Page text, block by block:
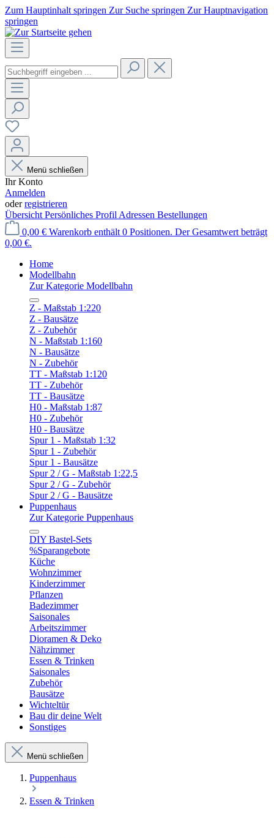
Zum Hauptinhalt springen Zur Suche springen Zur Hauptnavigation
springen
Menü schließen
Ihr Konto
Anmelden
oderregistrieren
Übersicht Persönliches Profil Adressen Bestellungen
0,00 € Warenkorb enthält 0 Positionen. Der Gesamtwert beträgt
0,00 €.
Home
Modellbahn
Zur Kategorie Modellbahn
Z - Maßstab 1:220
Z - Bausätze
Z - Zubehör
N - Maßstab 1:160
N - Bausätze
N - Zubehör
TT - Maßstab 1:120
TT - Zubehör
TT - Bausätze
H0 - Maßstab 1:87
H0 - Zubehör
H0 - Bausätze
Spur 1 - Maßstab 1:32
Spur 1 - Zubehör
Spur 1 - Bausätze
Spur 2 / G - Maßstab 1:22,5
Spur 2 / G - Zubehör
Spur 2 / G - Bausätze
Puppenhaus
Zur Kategorie Puppenhaus
DIY Bastel-Sets
%Sparangebote
Küche
Wohnzimmer
Kinderzimmer
Pflanzen
Badezimmer
Saisonales
Arbeitszimmer
Dioramen & Deko
Nähzimmer
Essen & Trinken
Saisonales
Zubehör
Bausätze
Wichteltür
Bau dir deine Welt
Sonstiges
Menü schließen
Puppenhaus
Essen & Trinken